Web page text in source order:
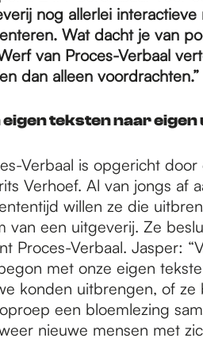
nog allerlei
Wat dacht je van
van Proces-Verbaal
dan alleen voordrachten.”
eigen teksten naar
Verbaal is opgericht
Verhoef. Al van jongs af
willen ze die
van een uitgeverij. Ze
Proces-Verbaal. Jasper:
met onze eigen
konden uitbrengen, of
een bloemlezing
nieuwe mensen met